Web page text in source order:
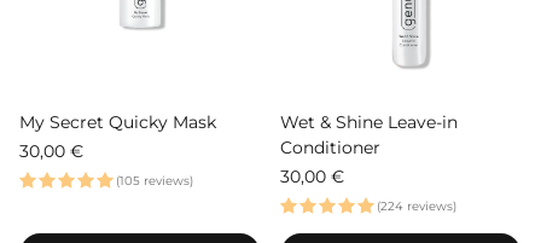
My Secret Quicky Mask
Regular
price
30,00 €
(105 reviews)
Wet & Shine Leave-in
Conditioner
Regular
price
30,00 €
(224 reviews)